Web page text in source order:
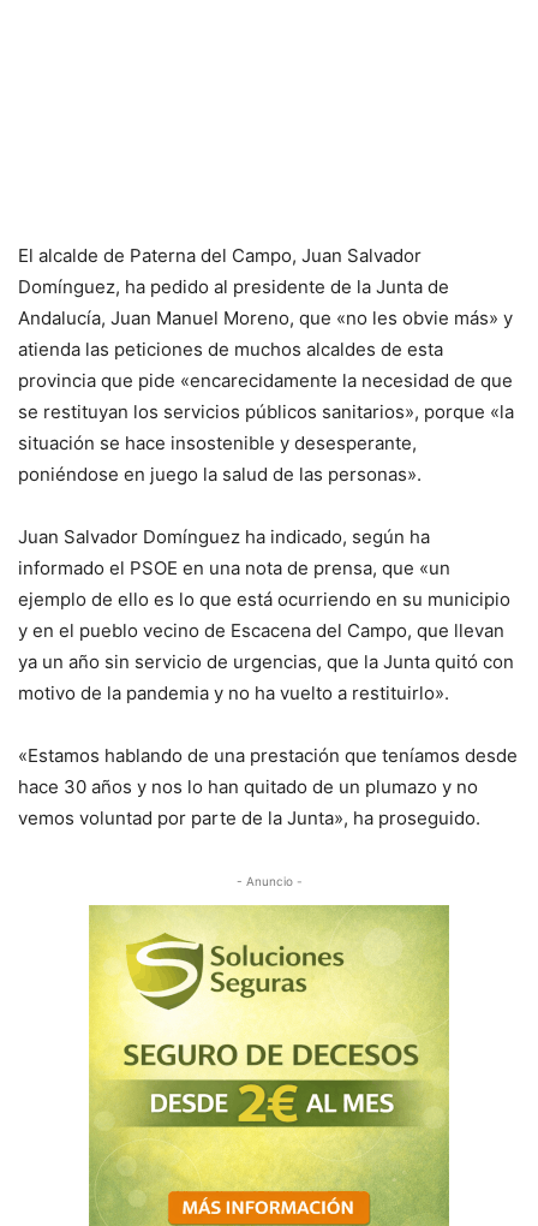
El alcalde de Paterna del Campo, Juan Salvador
Domínguez, ha pedido al presidente de la Junta de
Andalucía, Juan Manuel Moreno, que «no les obvie más» y
atienda las peticiones de muchos alcaldes de esta
provincia que pide «encarecidamente la necesidad de que
se restituyan los servicios públicos sanitarios», porque «la
situación se hace insostenible y desesperante,
poniéndose en juego la salud de las personas».
Juan Salvador Domínguez ha indicado, según ha
informado el PSOE en una nota de prensa, que «un
ejemplo de ello es lo que está ocurriendo en su municipio
y en el pueblo vecino de Escacena del Campo, que llevan
ya un año sin servicio de urgencias, que la Junta quitó con
motivo de la pandemia y no ha vuelto a restituirlo».
«Estamos hablando de una prestación que teníamos desde
hace 30 años y nos lo han quitado de un plumazo y no
vemos voluntad por parte de la Junta», ha proseguido.
- Anuncio -